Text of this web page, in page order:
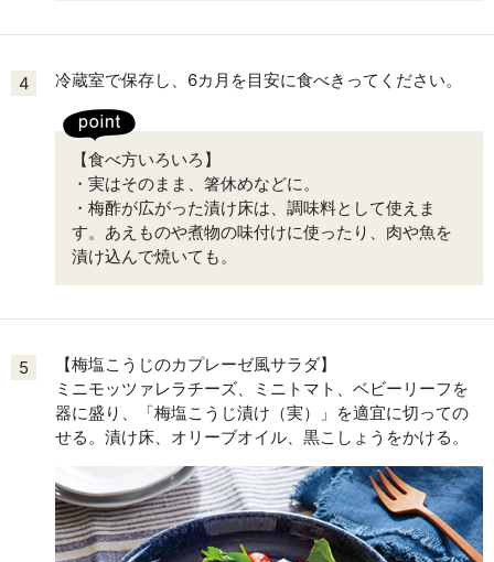
4 冷蔵室で保存し、6カ月を目安に食べきってください。
【食べ方いろいろ】
・実はそのまま、箸休めなどに。
・梅酢が広がった漬け床は、調味料として使えま
す。あえものや煮物の味付けに使ったり、肉や魚を
漬け込んで焼いても。
5
【梅塩こうじのカプレーゼ風サラダ】
ミニモッツァレラチーズ、ミニトマト、ベビーリーフを
器に盛り、「梅塩こうじ漬け（実）」を適宜に切っての
せる。漬け床、オリーブオイル、黒こしょうをかける。